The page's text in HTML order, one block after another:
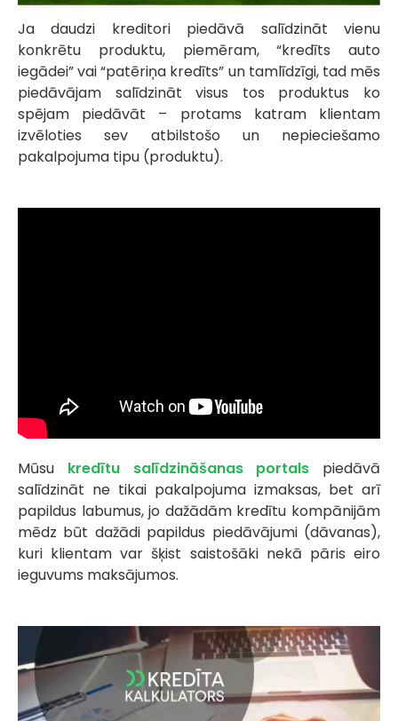
Ja daudzi kreditori piedāvā salīdzināt vienu
konkrētu produktu, piemēram, “kredīts auto
iegādei” vai “patēriņa kredīts” un tamlīdzīgi, tad mēs
piedāvājam salīdzināt visus tos produktus ko
spējam piedāvāt – protams katram klientam
izvēloties sev atbilstošo un nepieciešamo
pakalpojuma tipu (produktu).
Mūsu kredītu salīdzināšanas portals piedāvā
salīdzināt ne tikai pakalpojuma izmaksas, bet arī
papildus labumus, jo dažādām kredītu kompānijām
mēdz būt dažādi papildus piedāvājumi (dāvanas),
kuri klientam var šķist saistošāki nekā pāris eiro
ieguvums maksājumos.